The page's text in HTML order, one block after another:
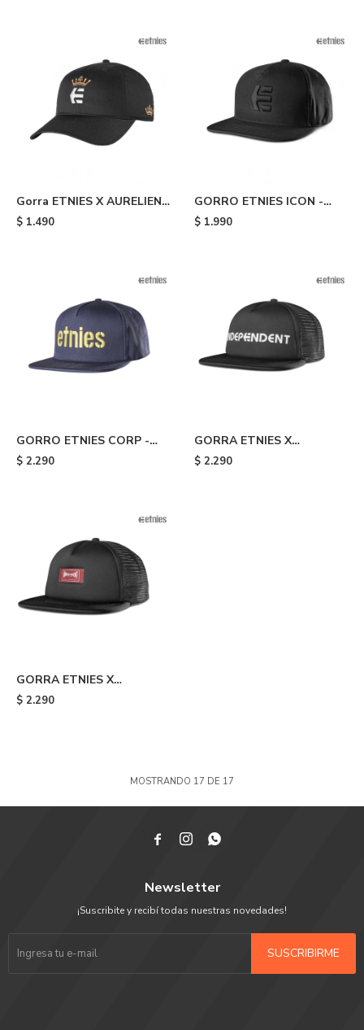
Gorra ETNIES X AURELIEN
GIRAUD - Black
$ 1.490
GORRO ETNIES ICON -
Black
$ 1.990
GORRO ETNIES CORP -
Blue
$ 2.290
GORRA ETNIES X
INDEPENDENT TRUCKER -
$ 2.290
GORRA ETNIES X
INDEPENDENT TRUCKER -
$ 2.290
MOSTRANDO 17 DE 17
  
Newsletter
¡Suscribite y recibí todas nuestras novedades!
SUSCRIBIRME